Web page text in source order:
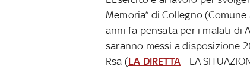
Memoria” di Collegno
anni fa pensata per i malati di
saranno messi a disposizione
Rsa (LA DIRETTA - LA